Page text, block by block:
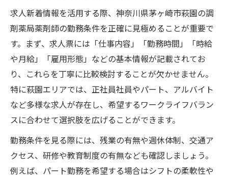
求人新着情報を活用する際、神奈川県茅ヶ崎市萩園の調
剤薬局薬剤師の勤務条件を正確に見極めることが重要で
す。まず、求人票には「仕事内容」「勤務時間」「時給
や月給」「雇用形態」などの基本情報が記載されてお
り、これらを丁寧に比較検討することが欠かせません。
特に萩園エリアでは、正社員社員やパート、アルバイト
など多様な求人が存在し、希望するワークライフバラン
スに合わせて選択肢を広げることができます。
勤務条件を見る際には、残業の有無や週休体制、交通ア
クセス、研修や教育制度の有無なども確認しましょう。
例えば、パート勤務を希望する場合はシフトの柔軟性や